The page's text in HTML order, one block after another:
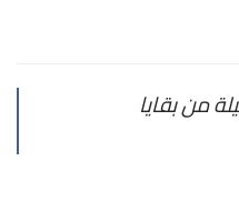
من بقايا